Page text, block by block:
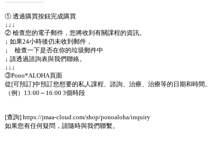
① 透過購買按鈕完成購買
↓↓↓
② 檢查您的電子郵件，您將收到有關課程的資訊。
↓ 如果24小時後仍未收到郵件，
↓ 檢查一下是否在你的垃圾郵件中
↓ 請透過諮詢表與我們聯絡。
↓↓↓
③Pono*ALOHA頁面
從[可預訂]中預訂您想要的私人課程、諮詢、治療、治療等的日期和時間。
（例）13:00～16:00 3個時段
[查詢] https://jmaa-cloud.com/shop/ponoaloha/inquiry
如果您有任何疑問，請隨時與我們聯繫。